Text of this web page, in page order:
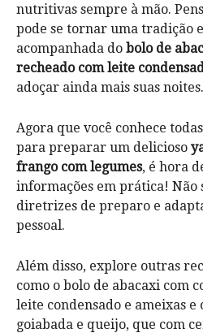
nutritivas sempre à mão.
pode se tornar uma tradição
acompanhada do bolo de
recheado com leite
adoçar ainda mais suas noites.
Agora que você conhece
para preparar um delicioso
frango com legumes, é hora
informações em prática! Não
diretrizes de preparo e
pessoal.
Além disso, explore outras
como o bolo de abacaxi com
leite condensado e ameixas e
goiabada e queijo, que com